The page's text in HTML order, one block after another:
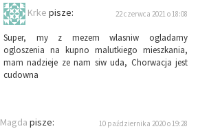
Krke pisze: 22 czerwca 2021 o 18:08
Super, my z mezem wlasniw ogladamy
ogloszenia na kupno malutkiego mieszkania,
mam nadzieje ze nam siw uda, Chorwacja jest
cudowna
Magda pisze: 10 października 2020 o 19:28